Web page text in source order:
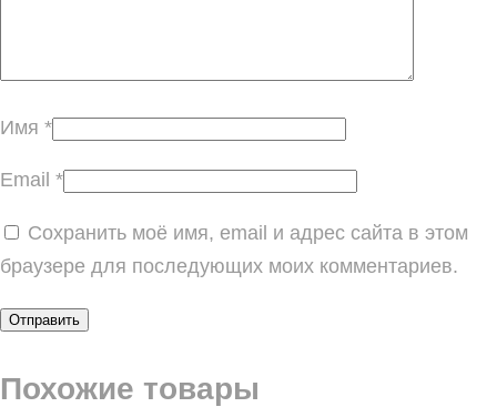
Имя *
Email *
Сохранить моё имя, email и адрес сайта в этом
браузере для последующих моих комментариев.
Похожие товары